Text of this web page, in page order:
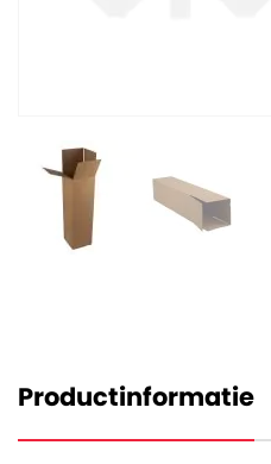
Productinformatie